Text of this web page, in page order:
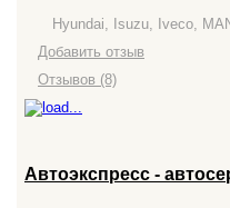
Hyundai, Isuzu, Iveco,
Добавить отзыв
Отзывов (8)
Автоэкспресс -